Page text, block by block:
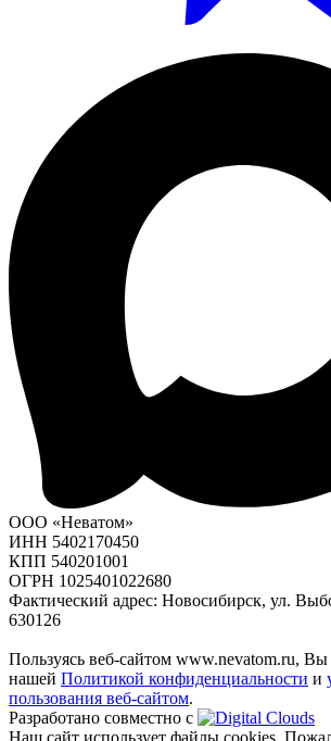
ООО «Неватом»
ИНН 5402170450
КПП 540201001
ОГРН 1025401022680
Фактический адрес: Новосибирск, ул.
630126
Пользуясь веб-сайтом www.nevatom.ru, Вы
нашей Политикой конфиденциальности и
пользования веб-сайтом.
Разработано совместно с
Наш сайт использует файлы cookies.